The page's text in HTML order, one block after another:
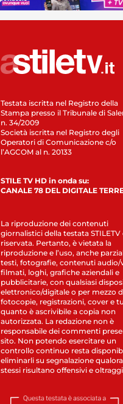
Testata iscritta nel Registro della
Stampa presso il Tribunale di
n. 34/2009
Società iscritta nel Registro degli
Operatori di Comunicazione c/o
l’AGCOM al n. 20133
STILE TV HD in onda su:
CANALE 78 DEL DIGITALE
La riproduzione dei contenuti
giornalistici della testata STILETV
riservata. Pertanto, è vietata la
riproduzione e l’uso, anche
testi, fotografie, contenuti audio/
filmati, loghi, grafiche aziendali e
pubblicitarie, con qualsiasi
elettronico/digitale o per mezzo
fotocopie, registrazioni, cover e
quanto è ascrivibile a copia non
autorizzata. La redazione non è
responsabile dei commenti
sito. Non potendo esercitare un
controllo continuo resta
eliminarli su segnalazione
stessi risultano offensivi e